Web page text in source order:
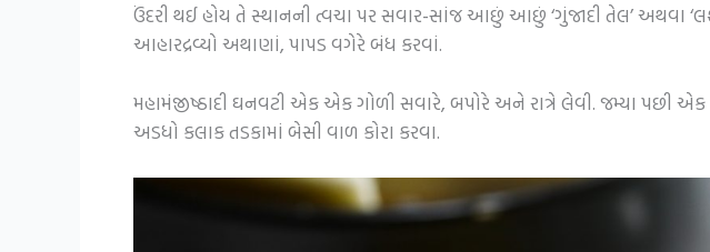
ઉંદરી થઈ હોય તે સ્થાનની ત્વચા પર સવાર-સાંજ આછું આછું ‘ગુંજાદી તેલ’ અથવા
આહારદ્રવ્યો અથાણાં, પાપડ વગેરે બંધ કરવાં.
મહામંજીષ્ઠાદી ઘનવટી એક એક ગોળી સવારે, બપોરે અને રાત્રે લેવી. જમ્યા પછી
અડધો કલાક તડકામાં બેસી વાળ કોરા કરવા.